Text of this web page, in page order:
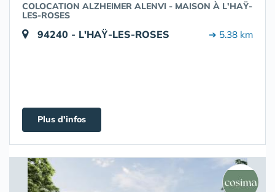
COLOCATION ALZHEIMER ALENVI - MAISON À L'HAŸ-
LES-ROSES
94240 - L'HAŸ-LES-ROSES ➔ 5.38 km
Plus d'infos